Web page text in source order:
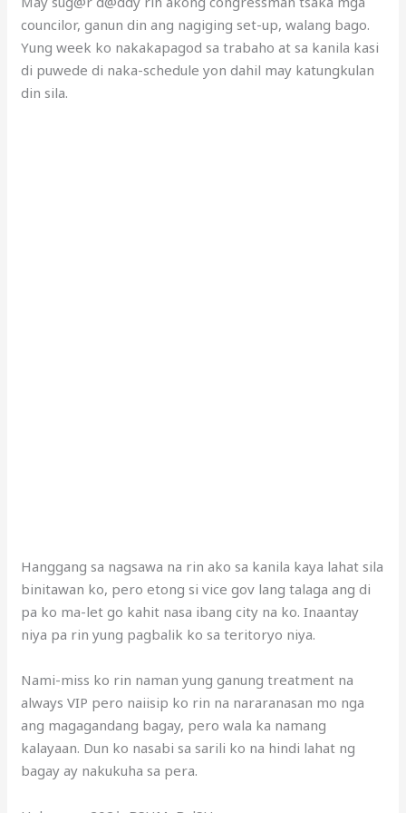
councilor, ganun din ang nagiging set-up, walang bago.
Yung week ko nakakapagod sa trabaho at sa kanila kasi
di puwede di naka-schedule yon dahil may katungkulan
din sila.
Hanggang sa nagsawa na rin ako sa kanila kaya lahat sila
binitawan ko, pero etong si vice gov lang talaga ang di
pa ko ma-let go kahit nasa ibang city na ko. Inaantay
niya pa rin yung pagbalik ko sa teritoryo niya.
Nami-miss ko rin naman yung ganung treatment na
always VIP pero naiisip ko rin na nararanasan mo nga
ang magagandang bagay, pero wala ka namang
kalayaan. Dun ko nasabi sa sarili ko na hindi lahat ng
bagay ay nakukuha sa pera.